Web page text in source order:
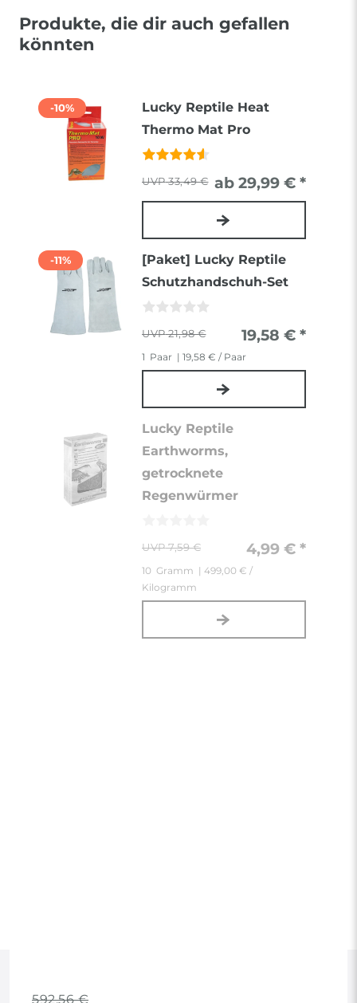
Produkte, die dir auch gefallen
könnten
-10%
Lucky Reptile Heat
Thermo Mat Pro
33,49 € ab 29,99 € *
-11%
[Paket] Lucky Reptile
Schutzhandschuh-Set
21,98 € 19,58 € *
1 Paar | 19,58 € / Paar
Lucky Reptile
Earthworms,
getrocknete
Regenwürmer
7,59 € 4,99 € *
10 Gramm | 499,00 € /
Kilogramm
592,56 €
RECHTLICHES